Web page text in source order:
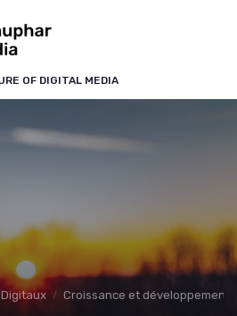
OF DIGITAL MEDIA
Croissance et développement